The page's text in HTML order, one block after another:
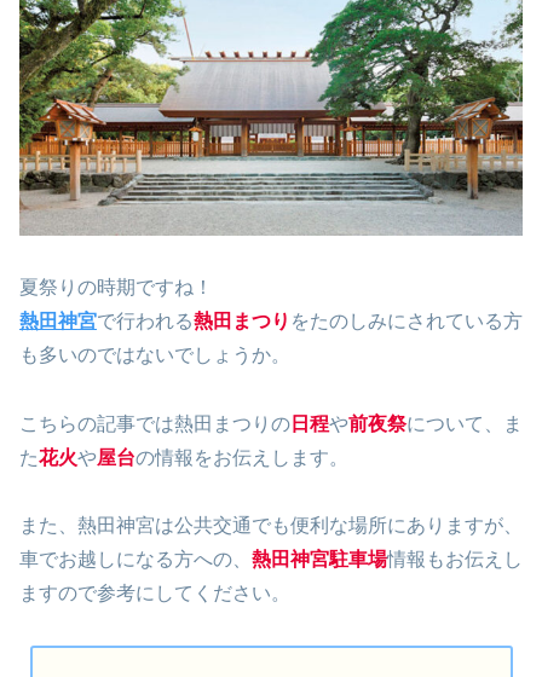
夏祭りの時期ですね！
熱田神宮で行われる熱田まつり をたのしみにされている方
も多いのではないでしょうか。
こちらの記事では熱田まつりの 日程や前夜祭について、ま
た花火や屋台の情報をお伝えします。
また、熱田神宮は公共交通でも便利な場所にありますが、
車でお越しになる方への、 熱田神宮駐車場情報もお伝えし
ますので参考にしてください。